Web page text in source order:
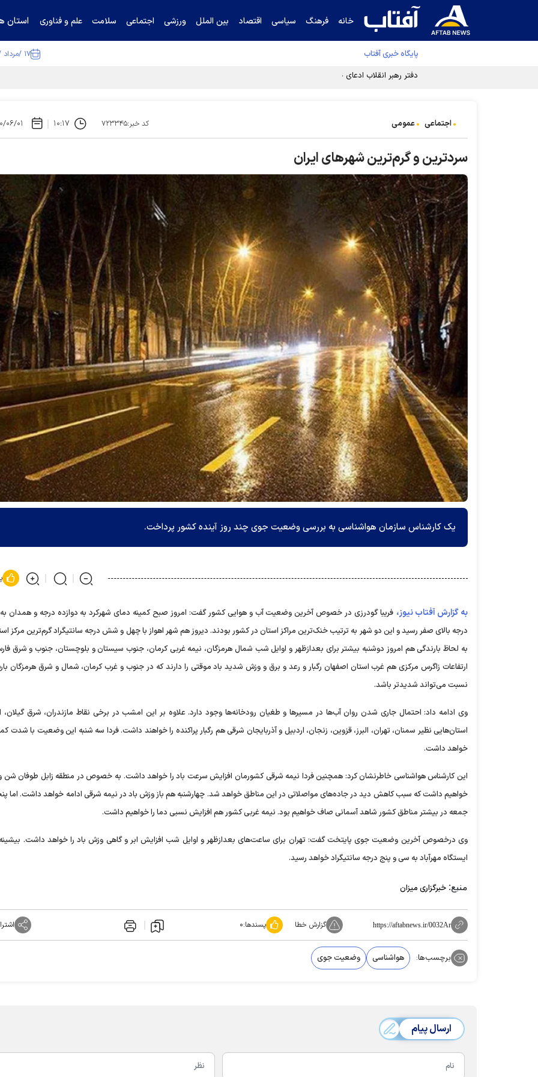
خانه فرهنگ سیاسی اقتصاد بین الملل ورزشی اجتماعی سلامت علم و فناوری استان
پایگاه خبری آفتاب ۱۷ /مرداد /۱۴۰۵
دفتر رهبر انقلاب ادعای خرازی درباره پزشکیان را تکذیب کرد
اجتماعی عمومی کد خبر:۷۲۳۳۴۵ ۱۰:۱۷ ۱۴۰۰/
سردترین و گرم‌ترین شهرهای ایران
یک کارشناس سازمان هواشناسی به بررسی وضعیت جوی چند روز آینده کشور پرداخت.
به گزارش آفتاب نیوز، فریبا گودرزی در خصوص آخرین وضعیت آب و هوایی کشور گفت: امروز صبح کمینه دمای شهرکرد به دوازده درجه و همدان
درجه بالای صفر رسید و این دو شهر به ترتیب خنک‌ترین مراکز استان در کشور بودند. دیروز هم شهر اهواز با چهل و شش درجه سانتیگراد گرم‌ترین مرکز
به لحاظ بارندگی هم امروز دوشنبه بیشتر برای بعدازظهر و اوایل شب شمال هرمزگان، نیمه غربی کرمان، جنوب سیستان و بلوچستان، جنوب و شرق
ارتفاعات زاگرس مرکزی هم غرب استان اصفهان رگبار و رعد و برق و وزش شدید باد موقتی را دارند که در جنوب و غرب کرمان، شمال و شرق هرمزگان
نسبت می‌تواند شدیدتر باشد.
وی ادامه داد: احتمال جاری شدن روان آب‌ها در مسیرها و طغیان رودخانه‌ها وجود دارد. علاوه بر این امشب در برخی نقاط مازندران، شرق گیلان،
استان‌هایی نظیر سمنان، تهران، البرز، قزوین، زنجان، اردبیل و آذربایجان شرقی هم رگبار پراکنده را خواهند داشت. فردا سه شنبه این وضعیت با شدت
خواهد داشت.
این کارشناس هواشناسی خاطرنشان کرد: همچنین فردا نیمه شرقی کشورمان افزایش سرعت باد را خواهد داشت. به خصوص در منطقه زابل طوفان شن
خواهیم داشت که سبب کاهش دید در جاده‌های مواصلاتی در این مناطق خواهد شد. چهارشنبه هم باز وزش باد در نیمه شرقی ادامه خواهد داشت. اما
جمعه در بیشتر مناطق کشور شاهد آسمانی صاف خواهیم بود. نیمه غربی کشور هم افزایش نسبی دما را خواهیم داشت.
وی درخصوص آخرین وضعیت جوی پایتخت گفت: تهران برای ساعت‌های بعدازظهر و اوایل شب افزایش ابر و گاهی وزش باد را خواهد داشت.
ایستگاه مهرآباد به سی و پنج درجه سانتیگراد خواهد رسید.
منبع: خبرگزاری میزان
https://aftabnews.ir/0032Ar گزارش خطا پسندها:۰
برچسب‌ها: هواشناسی وضعیت جوی
ارسال پیام